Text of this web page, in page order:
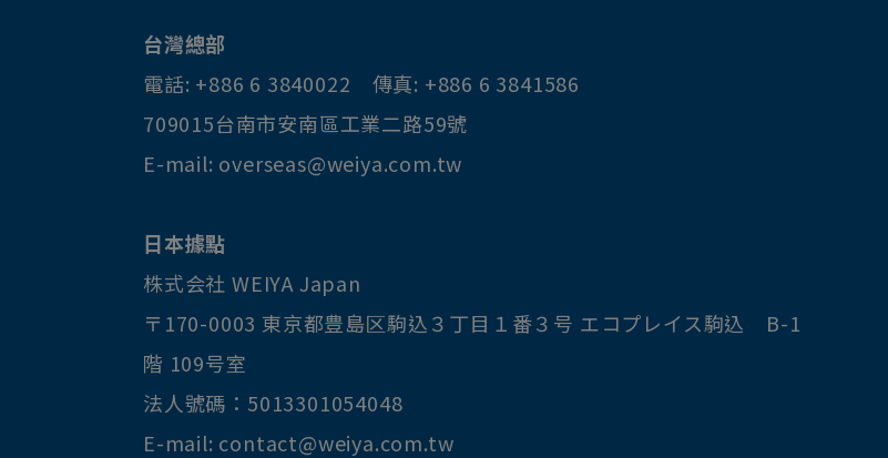
台灣總部
電話: +886 6 3840022 傳真: +886 6 3841586
709015台南市安南區工業二路59號
E-mail: overseas@weiya.com.tw
日本據點
株式会社 WEIYA Japan
〒170-0003 東京都豊島区駒込３丁目１番３号 エコプレイス駒込 B-1
階 109号室
法人號碼：5013301054048
E-mail: contact@weiya.com.tw